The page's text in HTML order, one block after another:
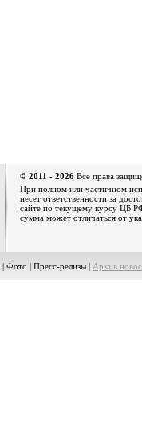
© 2011 - 2026 Все права
При полном или частичном
несет ответственности за
сайте по текущему курсу ЦБ
сумма может отличаться от
| Фото | Пресс-релизы | Архив